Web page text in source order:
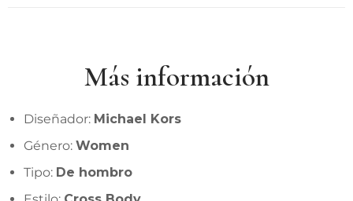
Más información
Diseñador: Michael Kors
Género: Women
Tipo: De hombro